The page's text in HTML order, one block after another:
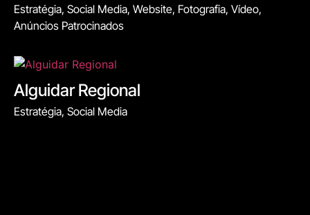
Estratégia, Social Media, Website, Fotografia, Vídeo,
Anúncios Patrocinados
Alguidar Regional
Estratégia, Social Media